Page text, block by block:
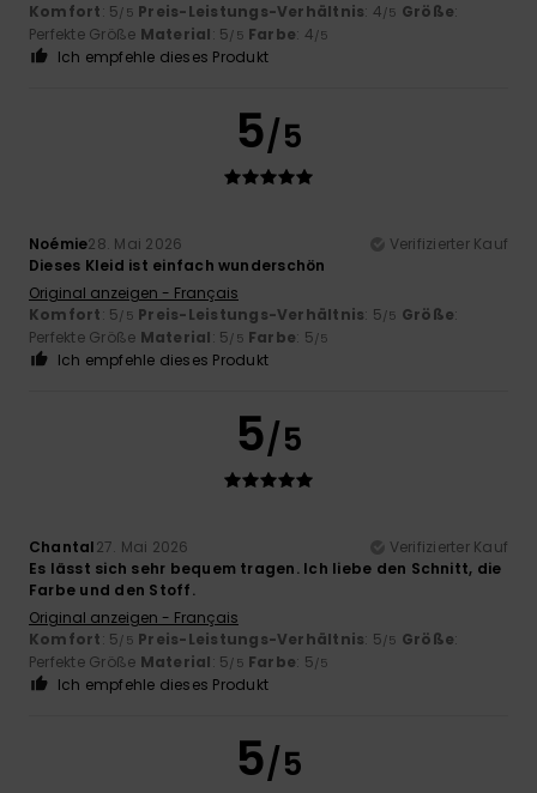
Komfort: 5/5 Preis-Leistungs-Verhältnis: 4/5 Größe:
Perfekte Größe Material: 5/5 Farbe: 4/5
Ich empfehle dieses Produkt
5/5
Noémie28. Mai 2026
Verifizierter Kauf
Dieses Kleid ist einfach wunderschön
Original anzeigen - Français
Komfort: 5/5 Preis-Leistungs-Verhältnis: 5/5 Größe:
Perfekte Größe Material: 5/5 Farbe: 5/5
Ich empfehle dieses Produkt
5/5
Chantal27. Mai 2026
Verifizierter Kauf
Es lässt sich sehr bequem tragen. Ich liebe den Schnitt, die
Farbe und den Stoff.
Original anzeigen - Français
Komfort: 5/5 Preis-Leistungs-Verhältnis: 5/5 Größe:
Perfekte Größe Material: 5/5 Farbe: 5/5
Ich empfehle dieses Produkt
5/5